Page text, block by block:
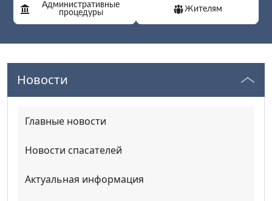
Административные
процедуры
Жителям
Новости
Главные новости
Новости спасателей
Актуальная информация